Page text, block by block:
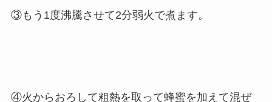
③もう1度沸騰させて2分弱火で煮ます。
④火からおろして粗熱を取って蜂蜜を加えて混ぜ